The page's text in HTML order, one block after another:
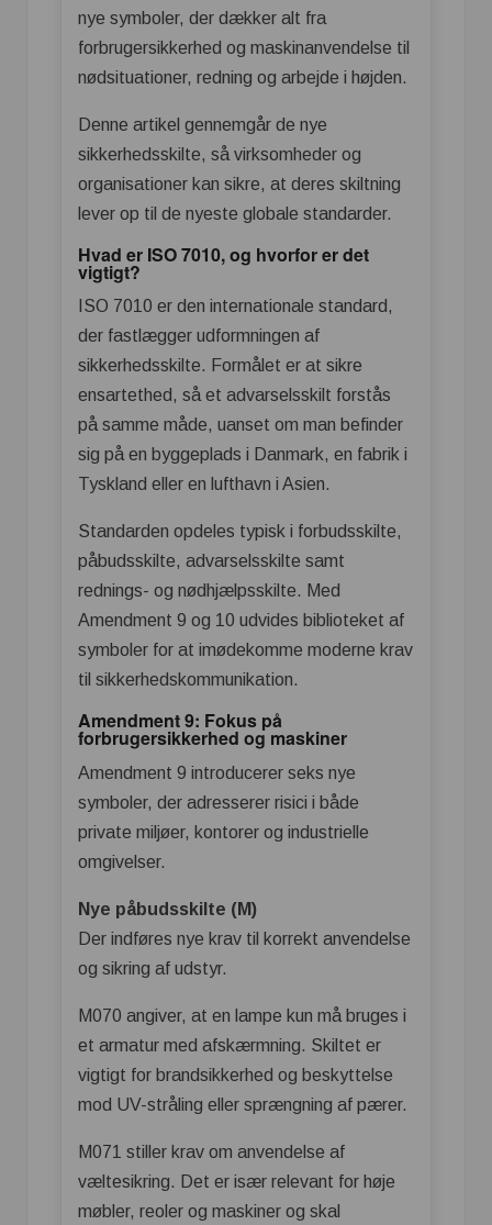
nye symboler, der dækker alt fra
forbrugersikkerhed og maskinanvendelse til
nødsituationer, redning og arbejde i højden.
Denne artikel gennemgår de nye
sikkerhedsskilte, så virksomheder og
organisationer kan sikre, at deres skiltning
lever op til de nyeste globale standarder.
Hvad er ISO 7010, og hvorfor er det
vigtigt?
ISO 7010 er den internationale standard,
der fastlægger udformningen af
sikkerhedsskilte. Formålet er at sikre
ensartethed, så et advarselsskilt forstås
på samme måde, uanset om man befinder
sig på en byggeplads i Danmark, en fabrik i
Tyskland eller en lufthavn i Asien.
Standarden opdeles typisk i forbudsskilte,
påbudsskilte, advarselsskilte samt
rednings- og nødhjælpsskilte. Med
Amendment 9 og 10 udvides biblioteket af
symboler for at imødekomme moderne krav
til sikkerhedskommunikation.
Amendment 9: Fokus på
forbrugersikkerhed og maskiner
Amendment 9 introducerer seks nye
symboler, der adresserer risici i både
private miljøer, kontorer og industrielle
omgivelser.
Nye påbudsskilte (M)
Der indføres nye krav til korrekt anvendelse
og sikring af udstyr.
M070 angiver, at en lampe kun må bruges i
et armatur med afskærmning. Skiltet er
vigtigt for brandsikkerhed og beskyttelse
mod UV-stråling eller sprængning af pærer.
M071 stiller krav om anvendelse af
væltesikring. Det er især relevant for høje
møbler, reoler og maskiner og skal